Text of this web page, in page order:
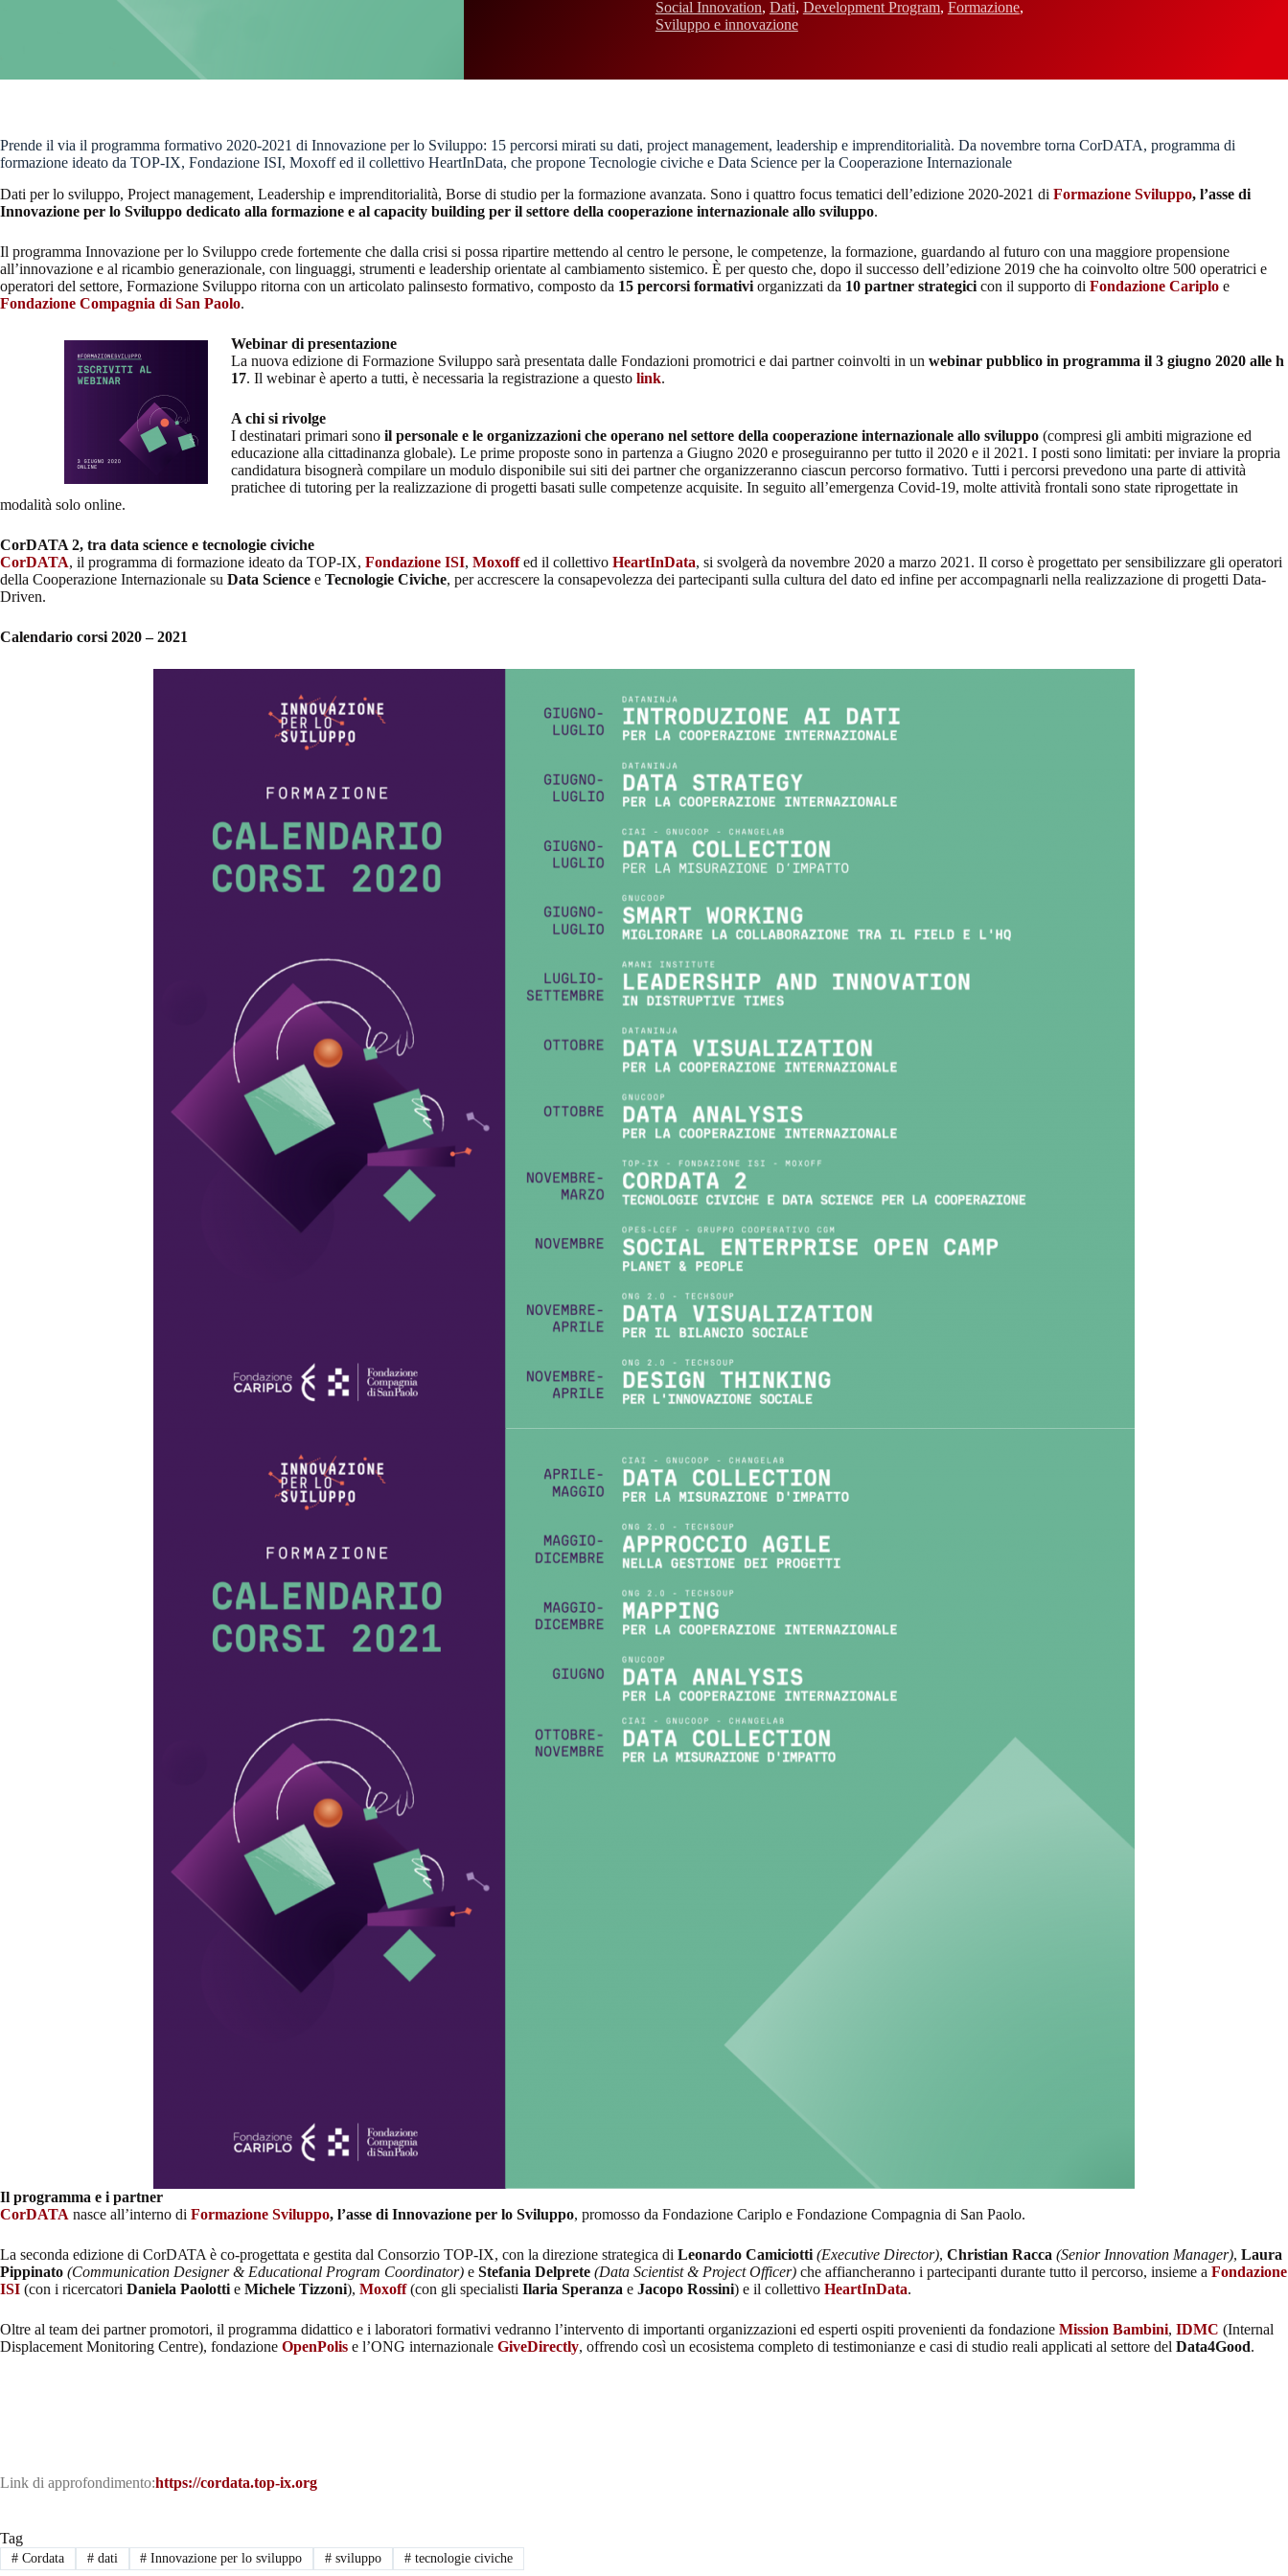
Social Innovation, Dati, Development Program, Formazione,
Sviluppo e innovazione
Prende il via il programma formativo 2020-2021 di Innovazione per lo Sviluppo: 15 percorsi mirati su dati, project management, leadership e imprenditorialità. Da novembre torna CorDATA, programma di
formazione ideato da TOP-IX, Fondazione ISI, Moxoff ed il collettivo HeartInData, che propone Tecnologie civiche e Data Science per la Cooperazione Internazionale
Dati per lo sviluppo, Project management, Leadership e imprenditorialità, Borse di studio per la formazione avanzata. Sono i quattro focus tematici dell’edizione 2020-2021 di Formazione Sviluppo, l’asse di
Innovazione per lo Sviluppo dedicato alla formazione e al capacity building per il settore della cooperazione internazionale allo sviluppo.
Il programma Innovazione per lo Sviluppo crede fortemente che dalla crisi si possa ripartire mettendo al centro le persone, le competenze, la formazione, guardando al futuro con una maggiore propensione
all’innovazione e al ricambio generazionale, con linguaggi, strumenti e leadership orientate al cambiamento sistemico. È per questo che, dopo il successo dell’edizione 2019 che ha coinvolto oltre 500 operatrici e
operatori del settore, Formazione Sviluppo ritorna con un articolato palinsesto formativo, composto da 15 percorsi formativi organizzati da 10 partner strategici con il supporto di Fondazione Cariplo e
Fondazione Compagnia di San Paolo.
Webinar di presentazione
La nuova edizione di Formazione Sviluppo sarà presentata dalle Fondazioni promotrici e dai partner coinvolti in unwebinar pubblico in programma il 3 giugno 2020 alle h
17. Il webinar è aperto a tutti, è necessaria la registrazione a questolink.
A chi si rivolge
I destinatari primari sonoil personale e le organizzazioni che operano nel settore della cooperazione internazionale allo sviluppo (compresi gli ambiti migrazione ed
educazione alla cittadinanza globale). Le prime proposte sono in partenza a Giugno 2020 e proseguiranno per tutto il 2020 e il 2021. I posti sono limitati: per inviare la propria
candidatura bisognerà compilare un modulo disponibile sui siti dei partner che organizzeranno ciascun percorso formativo. Tutti i percorsi prevedono una parte di attività
pratichee di tutoring per la realizzazione di progetti basati sulle competenze acquisite. In seguito all’emergenza Covid-19, molte attività frontali sono state riprogettate in
modalità solo online.
CorDATA 2, tra data science e tecnologie civiche
CorDATA, il programma di formazione ideato da TOP-IX, Fondazione ISI, Moxoffed il collettivo HeartInData, si svolgerà da novembre 2020 a marzo 2021. Il corso è progettato per sensibilizzare gli operatori
della Cooperazione Internazionale su Data Science e Tecnologie Civiche, per accrescere la consapevolezza dei partecipanti sulla cultura del dato ed infine per accompagnarli nella realizzazione di progetti Data-
Driven.
Calendario corsi 2020 – 2021
Il programma e i partner
CorDATA nasce all’interno di Formazione Sviluppo, l’asse di Innovazione per lo Sviluppo, promosso da Fondazione Cariplo e Fondazione Compagnia di San Paolo.
La seconda edizione di CorDATA è co-progettata e gestita dal Consorzio TOP-IX, con la direzione strategica di Leonardo Camiciotti (Executive Director), Christian Racca (Senior Innovation Manager), Laura
Pippinato (Communication Designer & Educational Program Coordinator) e Stefania Delprete (Data Scientist & Project Officer) che affiancheranno i partecipanti durante tutto il percorso, insieme a Fondazione
ISI (con i ricercatori Daniela Paolotti e Michele Tizzoni), Moxoff(con gli specialisti Ilaria Speranza e Jacopo Rossini) e il collettivo HeartInData.
Oltre al team dei partner promotori, il programma didattico e i laboratori formativi vedranno l’intervento di importanti organizzazioni ed esperti ospiti provenienti da fondazione Mission Bambini, IDMC (Internal
Displacement Monitoring Centre), fondazione OpenPolis e l’ONG internazionale GiveDirectly, offrendo così un ecosistema completo di testimonianze e casi di studio reali applicati al settore del Data4Good.
Link di approfondimento:https://cordata.top-ix.org
Tag
#Cordata #dati # Innovazione per lo sviluppo # sviluppo # tecnologie civiche